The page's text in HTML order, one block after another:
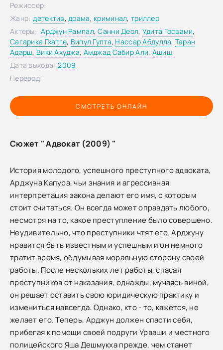
СМОТРЕТЬ ОНЛАЙН
Режиссер:
Жанр: детектив,драма, криминал, триллер
Актеры: Арджун Рампал,Санни Деол, Удита Госвами,
Сагарика Гхатге, Випул Гупта, Нассар Абдулла, Таран
Адарш, Вики Ахуджа, Амджад Сабир Али, Ашиш
Дата выхода: 2009
Перевод:
Сюжет " Адвокат (2009) "
История молодого, успешного преступного адвоката,
Арджуна Капура, чьи знания и агрессивная
интерпретация закона делают его имя, с которым
стоит считаться. Он всегда может оправдать любого,
несмотря на то, какое преступление было совершено.
Неудивительно, что преступники чтят его. Арджуну
нравится быть известным и успешным и он немного
тратит время, обдумывая моральную сторону своей
работы. После нескольких лет работы, спасая
преступников от наказания, однажды, мучаясь виной,
он решает оставить свою юридическую практику и
измениться навсегда. Однако, кто - то, кажется, не
желает его. Теперь, Арджун должен спасти себя,
прибегая к помощи своей подруги Урваши и местного
полицейского Яша Дешмукха прежде, чем станет